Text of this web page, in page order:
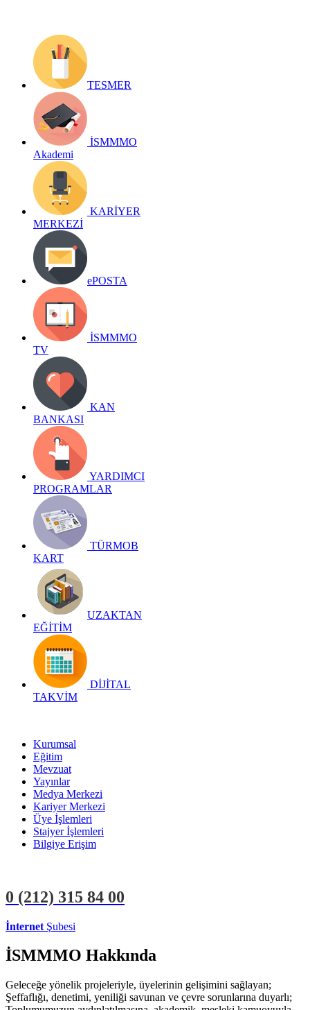
TESMER
İSMMMO
Akademi
KARİYER
MERKEZİ
ePOSTA
İSMMMO
TV
KAN
BANKASI
YARDIMCI
PROGRAMLAR
TÜRMOB
KART
UZAKTAN
EĞİTİM
DİJİTAL
TAKVİM
Kurumsal
Eğitim
Mevzuat
Yayınlar
Medya Merkezi
Kariyer Merkezi
Üye İşlemleri
Stajyer İşlemleri
Bilgiye Erişim
0 (212) 315 84 00
İnternet Şubesi
İSMMMO Hakkında
Geleceğe yönelik projeleriyle, üyelerinin gelişimini sağlayan;
Şeffaflığı, denetimi, yeniliği savunan ve çevre sorunlarına duyarlı;